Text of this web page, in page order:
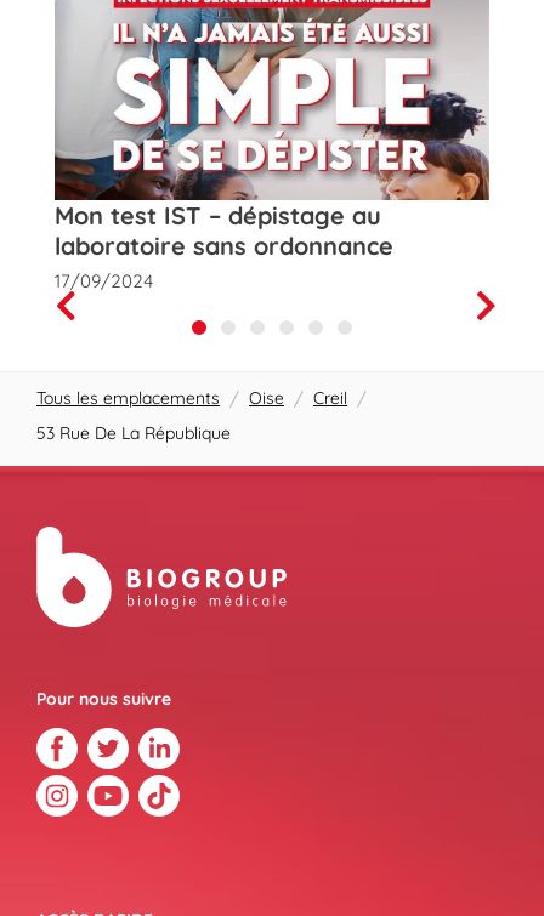
Mon test IST – dépistage au
laboratoire sans ordonnance
17/09/2024
Prev
Next
Tous les emplacements / Oise / Creil /
53 Rue De La République
Pour nous suivre